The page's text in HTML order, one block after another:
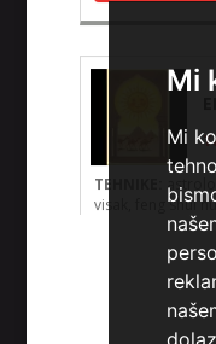
Mi
Mi
TEHNIKE:
visak, feng shui
tumačenje
bojama,
energijama